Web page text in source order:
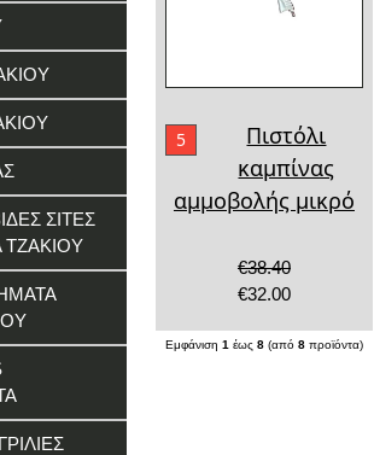
ΣΙΤΕΣ
5
Πιστόλι
καμπίνας
αμμοβολής μικρό
€38.40
€32.00
Εμφάνιση 1 έως 8(από 8προϊόντα)